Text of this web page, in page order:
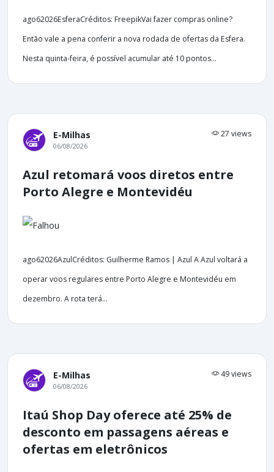
ago62026EsferaCréditos: FreepikVai fazer compras online?
Então vale a pena conferir a nova rodada de ofertas da Esfera.
Nesta quinta-feira, é possível acumular até 10 pontos...
E-Milhas 27 views
06/08/2026
Azul retomará voos diretos entre
Porto Alegre e Montevidéu
ago62026AzulCréditos: Guilherme Ramos | Azul A Azul voltará a
operar voos regulares entre Porto Alegre e Montevidéu em
dezembro. A rota terá...
E-Milhas 49 views
06/08/2026
Itaú Shop Day oferece até 25% de
desconto em passagens aéreas e
ofertas em eletrônicos